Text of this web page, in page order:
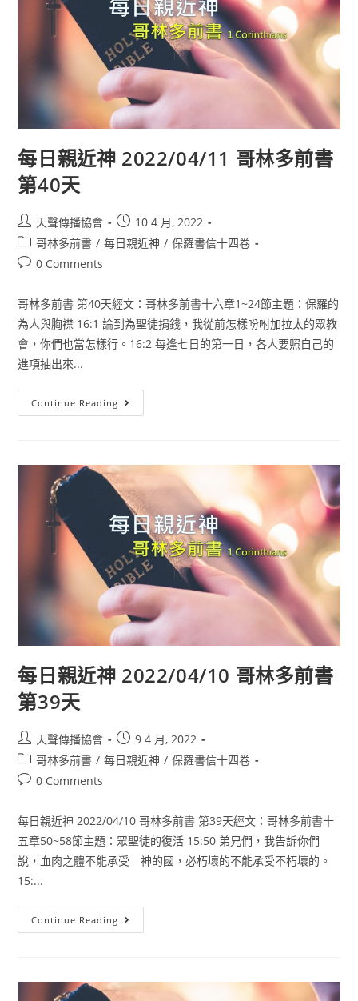
每日親近神 2022/04/11 哥林多前書
第40天
天聲傳播協會
10 4 月, 2022
哥林多前書 / 每日親近神 / 保羅書信十四卷
0 Comments
哥林多前書 第40天經文：哥林多前書十六章1~24節主題：保羅的
為人與胸襟 16:1 論到為聖徒捐錢，我從前怎樣吩咐加拉太的眾教
會，你們也當怎樣行。16:2 每逢七日的第一日，各人要照自己的
進項抽出來...
Continue Reading
每日親近神 2022/04/10 哥林多前書
第39天
天聲傳播協會
9 4 月, 2022
哥林多前書 / 每日親近神 / 保羅書信十四卷
0 Comments
每日親近神 2022/04/10 哥林多前書 第39天經文：哥林多前書十
五章50~58節主題：眾聖徒的復活 15:50 弟兄們，我告訴你們
說，血肉之體不能承受 神的國，必朽壞的不能承受不朽壞的。
15:...
Continue Reading